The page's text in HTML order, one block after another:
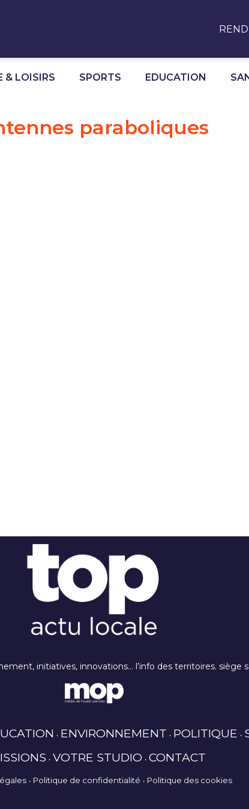
& LOISIRS SPORTS EDUCATION
paraboliques
initiatives, innovations… l’info des territoires. siège
ENVIRONNEMENT POLITIQUE
VOTRE STUDIO CONTACT
Politique de confidentialité Politique des cookies